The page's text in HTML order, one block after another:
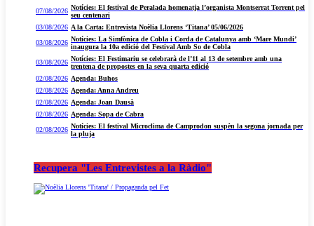
07/08/2026 Notícies: El festival de Peralada homenatja l’organista Montserrat Torrent pel
seu centenari
03/08/2026 A la Carta: Entrevista Noèlia Llorens ‘Titana’ 05/06/2026
03/08/2026 Notícies: La Simfònica de Cobla i Corda de Catalunya amb ‘Mare Mundi’
inaugura la 10a edició del Festival Amb So de Cobla
03/08/2026 Notícies: El Festimariu se celebrarà de l’11 al 13 de setembre amb una
trentena de propostes en la seva quarta edició
02/08/2026 Agenda: Buhos
02/08/2026 Agenda: Anna Andreu
02/08/2026 Agenda: Joan Dausà
02/08/2026 Agenda: Sopa de Cabra
02/08/2026 Notícies: El festival Microclima de Camprodon suspèn la segona jornada per
la pluja
Recupera "Les Entrevistes a la Ràdio"